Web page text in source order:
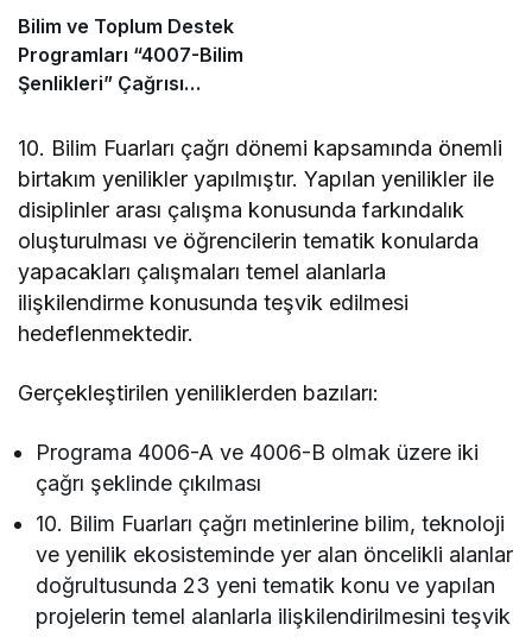
Bilim ve Toplum Destek
Programları “4007-Bilim
Şenlikleri” Çağrısı
10. Bilim Fuarları çağrı dönemi kapsamında önemli
birtakım yenilikler yapılmıştır. Yapılan yenilikler ile
disiplinler arası çalışma konusunda farkındalık
oluşturulması ve öğrencilerin tematik konularda
yapacakları çalışmaları temel alanlarla
ilişkilendirme konusunda teşvik edilmesi
hedeflenmektedir.
Gerçekleştirilen yeniliklerden bazıları:
Programa 4006-A ve 4006-B olmak üzere iki
çağrı şeklinde çıkılması
10. Bilim Fuarları çağrı metinlerine bilim, teknoloji
ve yenilik ekosisteminde yer alan öncelikli alanlar
doğrultusunda 23 yeni tematik konu ve yapılan
projelerin temel alanlarla ilişkilendirilmesini teşvik